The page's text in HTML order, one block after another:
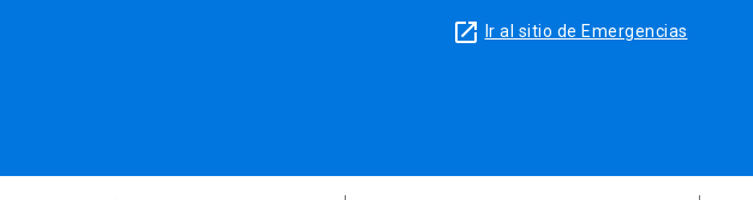
launch Ir al sitio de Emergencias